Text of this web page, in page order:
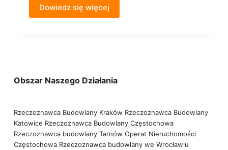
Dowiedz się więcej
Obszar Naszego Działania
Rzeczoznawca Budowlany Kraków Rzeczoznawca Budowlany
Katowice Rzeczoznawca Budowlany Częstochowa
Rzeczoznawca budowlany Tarnów Operat Nieruchomości
Częstochowa Rzeczoznawca budowlany we Wrocławiu